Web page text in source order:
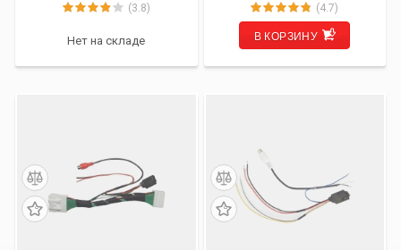
(3.8)
Нет на складе
(4.7)
В КОРЗИНУ